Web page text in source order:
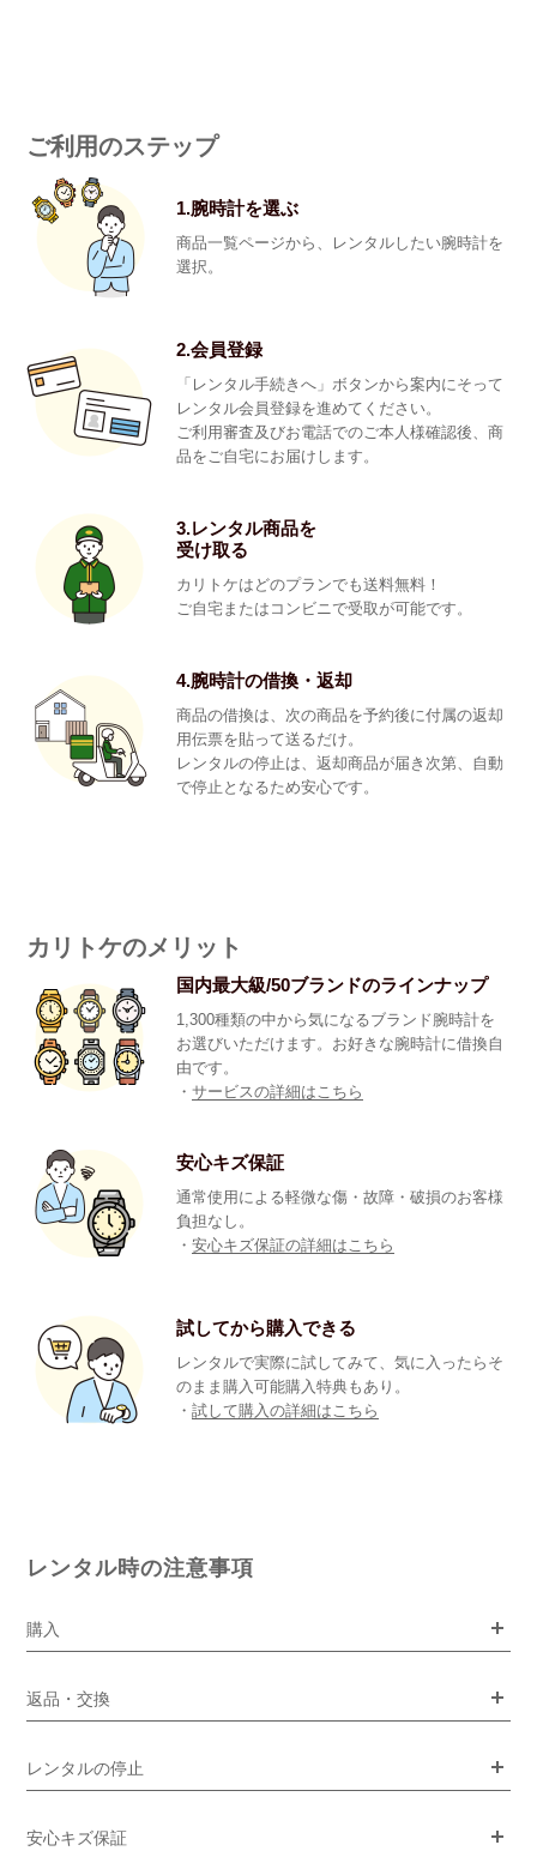
ご利用のステップ
1.腕時計を選ぶ
商品一覧ページから、レンタルしたい腕時計を
選択。
2.会員登録
「レンタル手続きへ」ボタンから案内にそって
レンタル会員登録を進めてください。
ご利用審査及びお電話でのご本人様確認後、商
品をご自宅にお届けします。
3.レンタル商品を
受け取る
カリトケはどのプランでも送料無料！
ご自宅またはコンビニで受取が可能です。
4.腕時計の借換・返却
商品の借換は、次の商品を予約後に付属の返却
用伝票を貼って送るだけ。
レンタルの停止は、返却商品が届き次第、自動
で停止となるため安心です。
カリトケのメリット
国内最大級/50ブランドのラインナップ
1,300種類の中から気になるブランド腕時計を
お選びいただけます。お好きな腕時計に借換自
由です。
・サービスの詳細はこちら
安心キズ保証
通常使用による軽微な傷・故障・破損のお客様
負担なし。
・安心キズ保証の詳細はこちら
試してから購入できる
レンタルで実際に試してみて、気に入ったらそ
のまま購入可能購入特典もあり。
・試して購入の詳細はこちら
レンタル時の注意事項
購入
返品・交換
レンタルの停止
安心キズ保証